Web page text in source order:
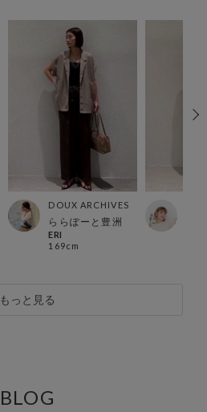
DOUX ARCHIVES
ららぽーと豊洲
ERI
169cm
もっと見る
BLOG